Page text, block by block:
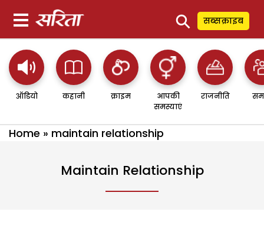
⚲ सब्सक्राइब
ऑडियो कहानी क्राइम
आपकी
समस्याएं
राजनीति
Home » maintain relationship
Maintain Relationship